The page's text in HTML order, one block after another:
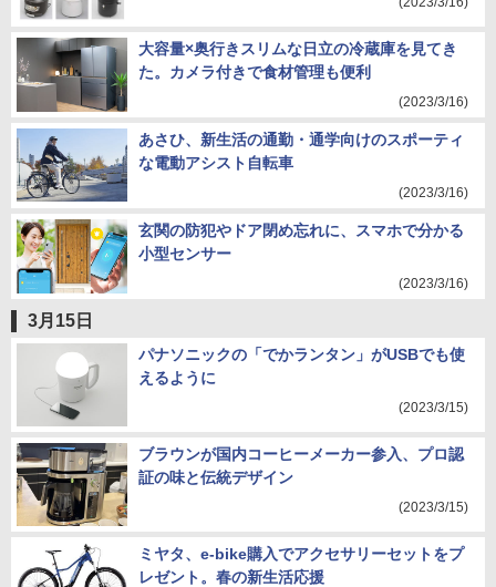
大容量×奥行きスリムな日立の冷蔵庫を見てき
た。カメラ付きで食材管理も便利
(2023/3/16)
あさひ、新生活の通勤・通学向けのスポーティ
な電動アシスト自転車
(2023/3/16)
玄関の防犯やドア閉め忘れに、スマホで分かる
小型センサー
(2023/3/16)
3月15日
パナソニックの「でかランタン」がUSBでも使
えるように
(2023/3/15)
ブラウンが国内コーヒーメーカー参入、プロ認
証の味と伝統デザイン
(2023/3/15)
ミヤタ、e-bike購入でアクセサリーセットをプ
レゼント。春の新生活応援